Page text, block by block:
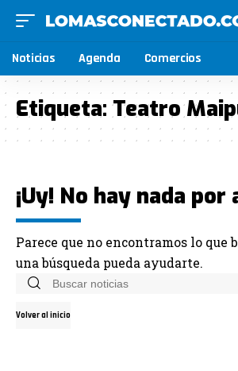
Noticias Agenda Comercios
Etiqueta:Teatro
¡Uy! No hay nada por
Parece que no encontramos lo que
una búsqueda pueda ayudarte.
Volver al inicio